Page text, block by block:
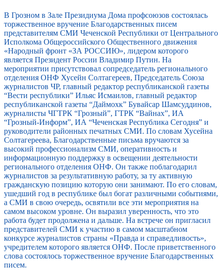
В Грозном в Зале Президиума Дома профсоюзов состоялась
торжественное вручение Благодарственных писем
представителям СМИ Чеченской Республики от Центрального
Исполкома Общероссийского Общественного движения
«Народный фронт «ЗА РОССИЮ», лидером которого
является Президент России Владимир Путин. На
мероприятии присутствовал сопредседатель регионального
отделения ОНФ Хусейн Солтагереев, Председатель Союза
журналистов ЧР, главный редактор республиканской газеты
“Вести республики” Ильяс Исмаилов, главный редактор
республиканской газеты “Даймохк” Бувайсар Шамсуддинов,
журналисты ЧГТРК “Грозный”, ГТРК “Вайнах”, ИА
“Грозный-Информ”, ИА “Чеченская Республика Сегодня” и
руководители районных печатных СМИ. По словам Хусейна
Солтагереева, Благодарственные письма вручаются за
высокий профессионализм СМИ, оперативность и
информационную поддержку в освещении деятельности
регионального отделения ОНФ. Он также поблагодарил
журналистов за результативную работу, за ту активную
гражданскую позицию которую они занимают. По его словам,
ушедший год в республике был богат различными событиями,
а СМИ в свою очередь, освятили все эти мероприятия на
самом высоком уровне. Он выразил уверенность, что это
работа будет продолжена и дальше. На встрече он пригласил
представителей СМИ к участию в самом масштабном
конкурсе журналистов страны «Правда и справедливость»,
учредителем которого является ОНФ. После приветственного
слова состоялось торжественное вручение Благодарственных
писем.